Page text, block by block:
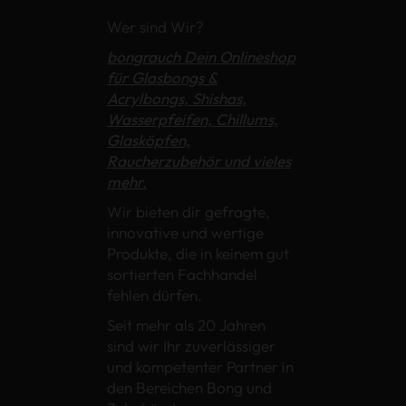
Wer sind Wir?
bongrauch Dein Onlineshop
für Glasbongs &
Acrylbongs, Shishas,
Wasserpfeifen, Chillums,
Glasköpfen,
Raucherzubehör und vieles
mehr.
Wir bieten dir gefragte,
innovative und wertige
Produkte, die in keinem gut
sortierten Fachhandel
fehlen dürfen.
Seit mehr als 20 Jahren
sind wir Ihr zuverlässiger
und kompetenter Partner in
den Bereichen Bong und